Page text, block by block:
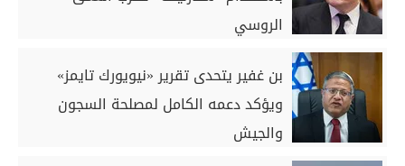
الروسي
بن غفير يتحدى تقرير «نيويورك تايمز»
ويؤكد دعمه الكامل لمصلحة السجون
والجيش